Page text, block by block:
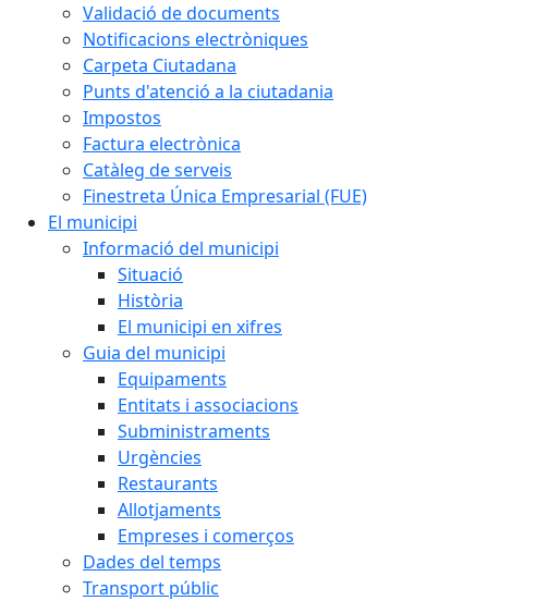
Validació de documents
Notificacions electròniques
Carpeta Ciutadana
Punts d'atenció a la ciutadania
Impostos
Factura electrònica
Catàleg de serveis
Finestreta Única Empresarial (FUE)
El municipi
Informació del municipi
Situació
Història
El municipi en xifres
Guia del municipi
Equipaments
Entitats i associacions
Subministraments
Urgències
Restaurants
Allotjaments
Empreses i comerços
Dades del temps
Transport públic